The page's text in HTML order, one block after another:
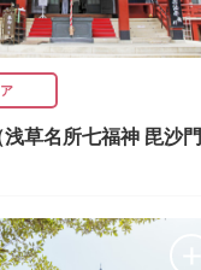
草名所七福神 毘沙門